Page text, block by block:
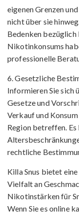
eigenen Grenzen
nicht über sie
Bedenken bezüglich
Nikotinkonsums
professionelle
6. Gesetzliche
Informieren Sie sich
Gesetze und
Verkauf und
Region betreffen. Es
rechtliche
Killa Snus bietet
Vielfalt an
Nikotinstärken für
Wenn Sie es online